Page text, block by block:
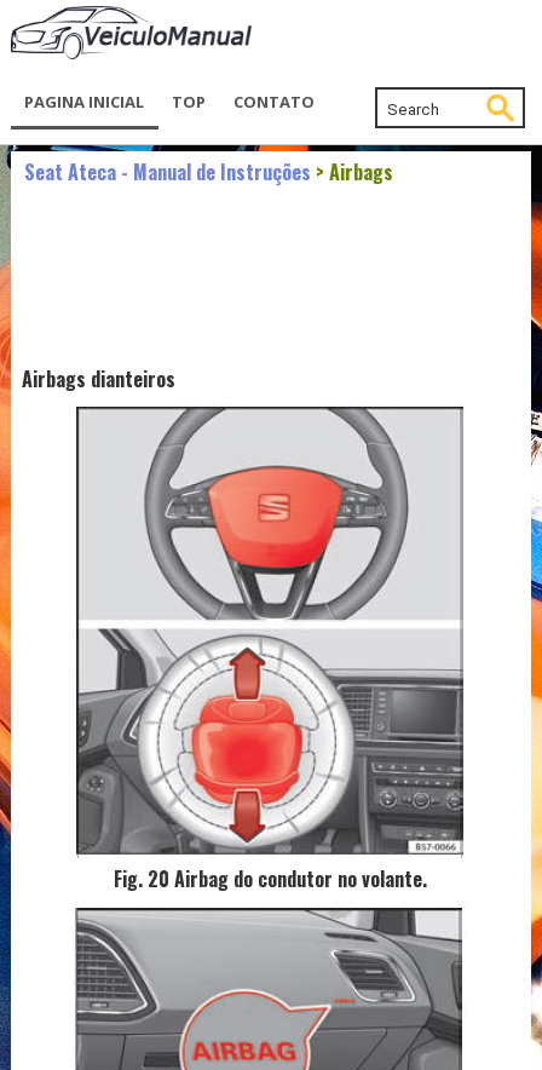
PAGINA INICIAL TOP CONTATO
Seat Ateca - Manual de Instruções > Airbags
Airbags dianteiros
Fig. 20 Airbag do condutor no volante.